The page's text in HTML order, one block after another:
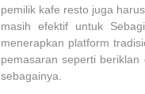
pemilik kafe resto juga
masih efektif untuk
menerapkan platform
pemasaran seperti
sebagainya.